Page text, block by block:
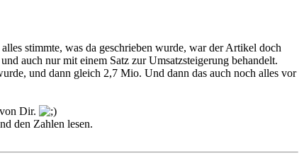
stimmte, was da geschrieben wurde, war der Artikel doch
auch nur mit einem Satz zur Umsatzsteigerung behandelt.
und dann gleich 2,7 Mio. Und dann das auch noch alles vor
Dir.
den Zahlen lesen.